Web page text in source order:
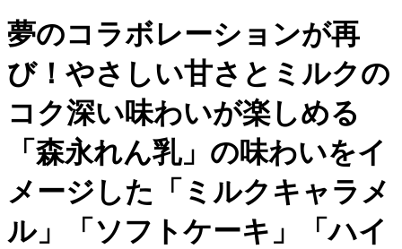
夢のコラボレーションが再
び！やさしい甘さとミルクの
コク深い味わいが楽しめる
「森永れん乳」の味わいをイ
メージした「ミルクキャラメ
ル」「ソフトケーキ」「ハイ